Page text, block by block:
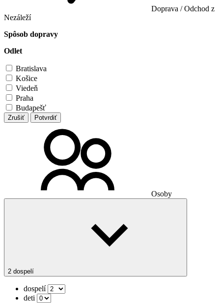
Doprava / Odchod z
Nezáleží
Spôsob dopravy
Odlet
Bratislava
Košice
Viedeň
Praha
Budapešť
Zrušiť Potvrdiť
Osoby
2 dospelí
dospelí
deti